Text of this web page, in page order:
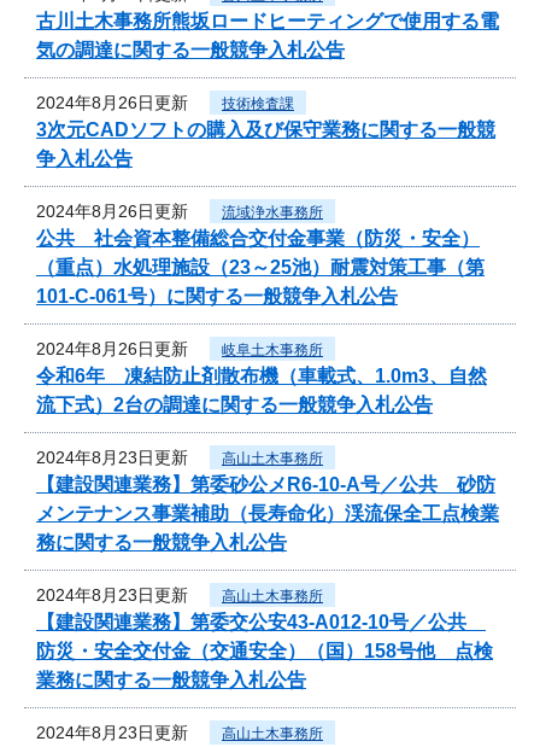
古川土木事務所熊坂ロードヒーティングで使用する電
気の調達に関する一般競争入札公告
2024年8月26日更新 技術検査課
3次元CADソフトの購入及び保守業務に関する一般競
争入札公告
2024年8月26日更新 流域浄水事務所
公共 社会資本整備総合交付金事業（防災・安全）
（重点）水処理施設（23～25池）耐震対策工事（第
101-C-061号）に関する一般競争入札公告
2024年8月26日更新 岐阜土木事務所
令和6年 凍結防止剤散布機（車載式、1.0m3、自然
流下式）2台の調達に関する一般競争入札公告
2024年8月23日更新 高山土木事務所
【建設関連業務】第委砂公メR6-10-A号／公共 砂防
メンテナンス事業補助（長寿命化）渓流保全工点検業
務に関する一般競争入札公告
2024年8月23日更新 高山土木事務所
【建設関連業務】第委交公安43-A012-10号／公共
防災・安全交付金（交通安全）（国）158号他 点検
業務に関する一般競争入札公告
2024年8月23日更新 高山土木事務所